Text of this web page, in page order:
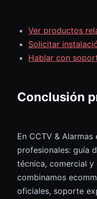
Ver productos
Solicitar
Hablar con
Conclusión
En CCTV &
profesionales: guía
técnica, comercial y
combinamos
oficiales, soporte